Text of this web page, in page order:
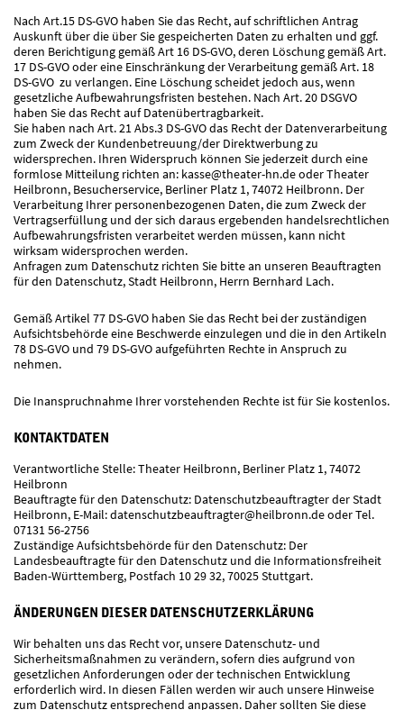
Nach Art.15 DS-GVO haben Sie das Recht, auf schriftlichen Antrag
Auskunft über die über Sie gespeicherten Daten zu erhalten und ggf.
deren Berichtigung gemäß Art 16 DS-GVO, deren Löschung gemäß Art.
17 DS-GVO oder eine Einschränkung der Verarbeitung gemäß Art. 18
DS-GVO zu verlangen. Eine Löschung scheidet jedoch aus, wenn
gesetzliche Aufbewahrungsfristen bestehen. Nach Art. 20 DSGVO
haben Sie das Recht auf Datenübertragbarkeit.
Sie haben nach Art. 21 Abs.3 DS-GVO das Recht der Datenverarbeitung
zum Zweck der Kundenbetreuung/der Direktwerbung zu
widersprechen. Ihren Widerspruch können Sie jederzeit durch eine
formlose Mitteilung richten an: kasse@theater-hn.deoder Theater
Heilbronn, Besucherservice, Berliner Platz 1, 74072 Heilbronn. Der
Verarbeitung Ihrer personenbezogenen Daten, die zum Zweck der
Vertragserfüllung und der sich daraus ergebenden handelsrechtlichen
Aufbewahrungsfristen verarbeitet werden müssen, kann nicht
wirksam widersprochen werden.
Anfragen zum Datenschutz richten Sie bitte an unseren Beauftragten
für den Datenschutz, Stadt Heilbronn, Herrn Bernhard Lach.
Gemäß Artikel 77 DS-GVO haben Sie das Recht bei der zuständigen
Aufsichtsbehörde eine Beschwerde einzulegen und die in den Artikeln
78 DS-GVO und 79 DS-GVO aufgeführten Rechte in Anspruch zu
nehmen.
Die Inanspruchnahme Ihrer vorstehenden Rechte ist für Sie kostenlos.
KONTAKTDATEN
Verantwortliche Stelle: Theater Heilbronn, Berliner Platz 1, 74072
Heilbronn
Beauftragte für den Datenschutz: Datenschutzbeauftragter der Stadt
Heilbronn, E-Mail: datenschutzbeauftragter@heilbronn.de oder Tel.
07131 56-2756
Zuständige Aufsichtsbehörde für den Datenschutz: Der
Landesbeauftragte für den Datenschutz und die Informationsfreiheit
Baden-Württemberg, Postfach 10 29 32, 70025 Stuttgart.
ÄNDERUNGEN DIESER DATENSCHUTZERKLÄRUNG
Wir behalten uns das Recht vor, unsere Datenschutz- und
Sicherheitsmaßnahmen zu verändern, sofern dies aufgrund von
gesetzlichen Anforderungen oder der technischen Entwicklung
erforderlich wird. In diesen Fällen werden wir auch unsere Hinweise
zum Datenschutz entsprechend anpassen. Daher sollten Sie diese